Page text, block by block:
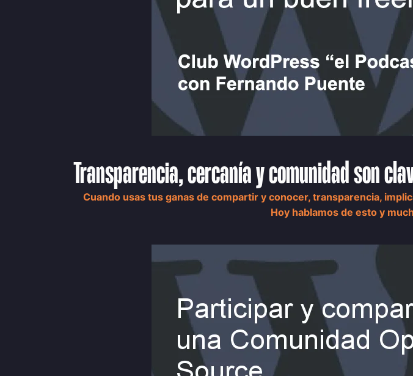
Transparencia, cercanía y comunidad son
Cuando usas tus ganas de compartir y conocer, transparencia,
Hoy hablamos de esto y